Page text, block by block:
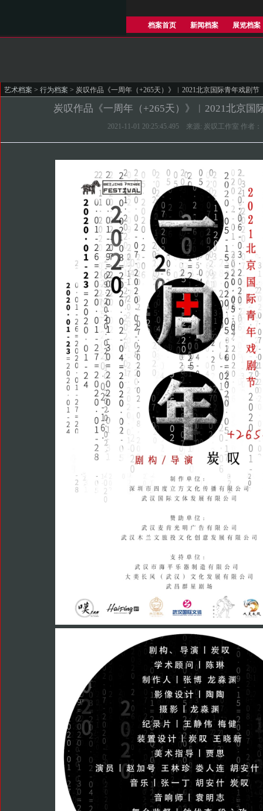
档案首页 新闻档案 展览档案
艺术档案 > 行为档案 > 炭叹作品《一周年（+265天）》︱2021北京国际青年戏剧节
炭叹作品《一周年（+265天）》︱2021北京国
2021-11-01 20:25:45.495 来源: 炭叹工作室 作者：